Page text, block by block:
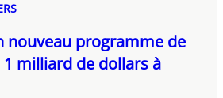
nouveau programme de
milliard de dollars à